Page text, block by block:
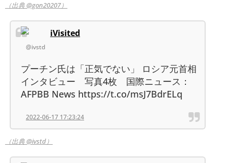
（出典 @gon20207）
iVisited
@ivstd
プーチン氏は「正気でない」 ロシア元首相
インタビュー 写真4枚 国際ニュース：
AFPBB News https://t.co/msJ7BdrELq
2022-06-17 17:23:24
（出典 @ivstd）